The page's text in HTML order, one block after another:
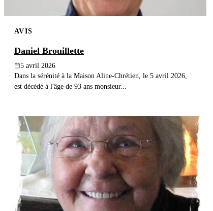
AVIS
Daniel Brouillette
5 avril 2026
Dans la sérénité à la Maison Aline-Chrétien, le 5 avril 2026,
est décédé à l'âge de 93 ans monsieur...